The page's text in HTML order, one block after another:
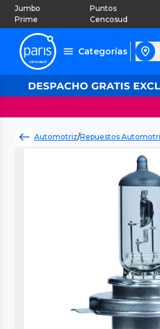
Jumbo
Prime
Puntos
Cencosud
Categorías
Automotriz/Repuestos